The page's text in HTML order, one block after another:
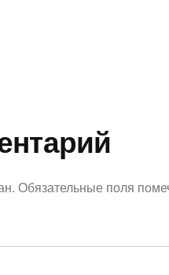
Обязательные поля